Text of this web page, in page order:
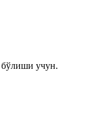
учун.